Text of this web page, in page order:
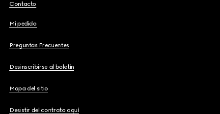
Contacto
Mi pedido
Preguntas Frecuentes
Desinscribirse al boletín
Mapa del sitio
Desistir del contrato aquí